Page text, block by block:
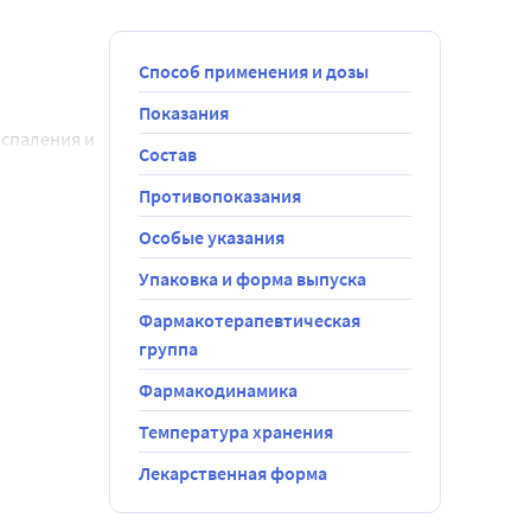
и
Способ применения и дозы
Показания
Состав
Противопоказания
Особые указания
Упаковка и форма выпуска
Фармакотерапевтическая
группа
Фармакодинамика
Температура хранения
Лекарственная форма